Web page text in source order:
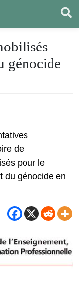
génocide
de
pour le
du génocide en